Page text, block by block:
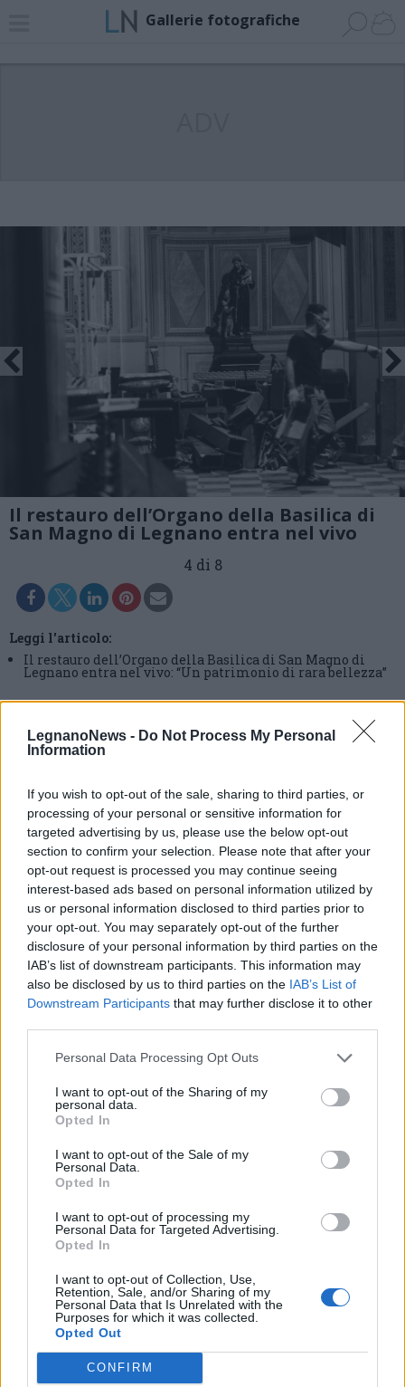
LegnanoNews - Do Not Process My Personal
Information
If you wish to opt-out of the sale, sharing to third parties, or
processing of your personal or sensitive information for
targeted advertising by us, please use the below opt-out
section to confirm your selection. Please note that after your
opt-out request is processed you may continue seeing
interest-based ads based on personal information utilized by
us or personal information disclosed to third parties prior to
your opt-out. You may separately opt-out of the further
disclosure of your personal information by third parties on the
IAB’s list of downstream participants. This information may
also be disclosed by us to third parties on the IAB’s List of
Downstream Participants that may further disclose it to other
Personal Data Processing Opt Outs
I want to opt-out of the Sharing of my
personal data.
Opted In
I want to opt-out of the Sale of my
Personal Data.
Opted In
I want to opt-out of processing my
Personal Data for Targeted Advertising.
Opted In
I want to opt-out of Collection, Use,
Retention, Sale, and/or Sharing of my
Personal Data that Is Unrelated with the
Purposes for which it was collected.
Opted Out
CONFIRM
Gallerie fotografiche
Il restauro dell’Organo della Basilica di
San Magno di Legnano entra nel vivo
4 di 8
Leggi l'articolo:
Il restauro dell’Organo della Basilica di San Magno di
Legnano entra nel vivo: “Un patrimonio di rara bellezza”
Commenti
Accedioregistratiper commentare questo
di VareseNews.it, che rimane autonoma e indipendente. I messaggi inclusi nei
commenti non sono testi giornalistici, ma post inviati dai singoli lettori che
possono essere automaticamente pubblicati senza filtro preventivo. I commenti
che includano uno o più link a siti esterni verranno rimossi in automatico dal